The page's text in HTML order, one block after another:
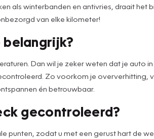
als winterbanden en antivries, draait
van elke kilometer!
Dan wil je zeker weten dat je
Zo voorkom je
én betrouwbaar.
gecontroleerd?
punten, zodat u met een gerust hart de